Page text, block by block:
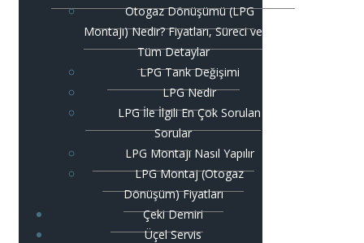
Otogaz Dönüşümü (LPG
Montajı) Nedir? Fiyatları, Süreci ve
Tüm Detaylar
LPG Tank Değişimi
LPG Nedir
LPG İle İlgili En Çok Sorulan
Sorular
LPG Montajı Nasıl Yapılır
LPG Montaj (Otogaz
Dönüşüm) Fiyatları
Çeki Demiri
Üçel Servis